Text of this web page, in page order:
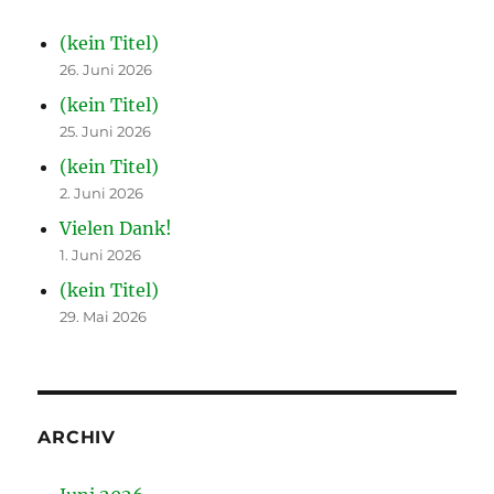
(kein Titel)
26. Juni 2026
(kein Titel)
25. Juni 2026
(kein Titel)
2. Juni 2026
Vielen Dank!
1. Juni 2026
(kein Titel)
29. Mai 2026
ARCHIV